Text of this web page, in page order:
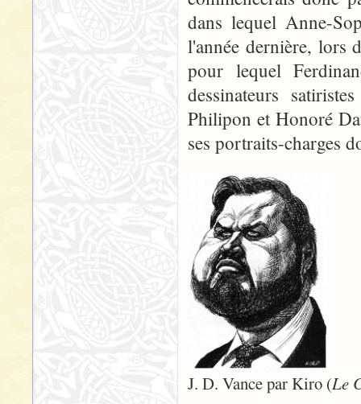
dans lequel Anne-
l'année dernière, lors
pour lequel
dessinateurs
Philipon et Honoré
ses portraits-charges
J. D. Vance par Kiro (Le